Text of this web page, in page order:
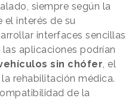
siempre según la
el interés de su
interfaces sencillas
aplicaciones podrían
sin chófer, el
rehabilitación médica.
de la